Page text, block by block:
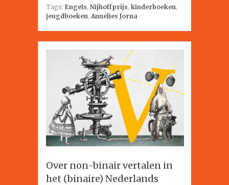
Tags: Engels, Nijhoffprijs, kinderboeken,
jeugdboeken, Annelies Jorna
Over non-binair vertalen in
het (binaire) Nederlands